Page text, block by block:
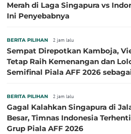
Merah di Laga Singapura vs
Ini Penyebabnya
BERITA PILIHAN 2 jam lalu
Sempat Direpotkan Kamboja,
Tetap Raih Kemenangan dan
Semifinal Piala AFF 2026
BERITA PILIHAN 2 jam lalu
Gagal Kalahkan Singapura di
Besar, Timnas Indonesia
Grup Piala AFF 2026